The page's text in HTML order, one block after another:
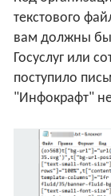
текстового
вам должны
Госуслуг или
поступило
"Инфокрафт"